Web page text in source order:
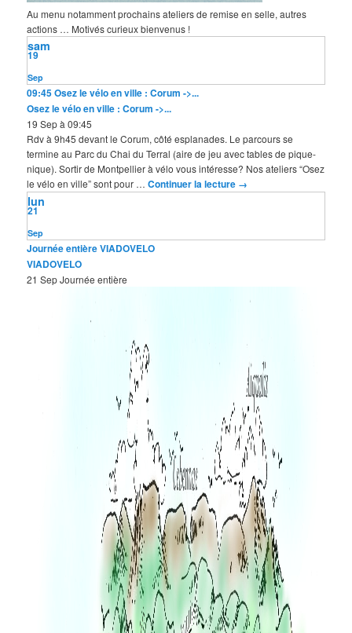
Au menu notamment prochains ateliers de remise en selle, autres
actions … Motivés curieux bienvenus !
Sep
19
sam
09:45Osez le vélo en ville : Corum ->...
Osez le vélo en ville : Corum ->...
19 Sep à 09:45
Rdv à 9h45 devant le Corum, côté esplanades. Le parcours se
termine au Parc du Chai du Terral (aire de jeu avec tables de pique-
nique). Sortir de Montpellier à vélo vous intéresse? Nos ateliers “Osez
le vélo en ville” sont pour …Continuer la lecture →
Sep
21
lun
Journée entièreVIADOVELO
VIADOVELO
21 SepJournée entière